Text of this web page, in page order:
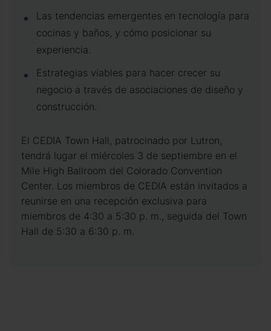
Las tendencias emergentes en tecnología para
cocinas y baños, y cómo posicionar su
experiencia.
Estrategias viables para hacer crecer su
negocio a través de asociaciones de diseño y
construcción.
El CEDIA Town Hall, patrocinado por Lutron,
tendrá lugar el miércoles 3 de septiembre en el
Mile High Ballroom del Colorado Convention
Center. Los miembros de CEDIA están invitados a
reunirse en una recepción exclusiva para
miembros de 4:30 a 5:30 p. m., seguida del Town
Hall de 5:30 a 6:30 p. m.